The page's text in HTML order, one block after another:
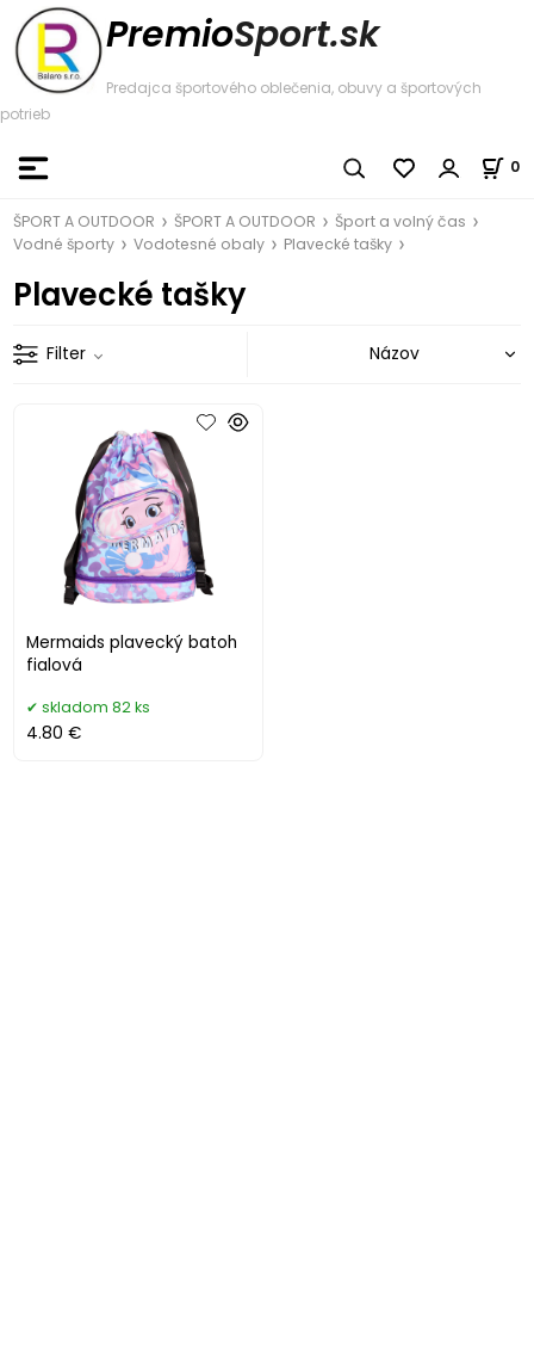
PremioSport.sk
Predajca športového oblečenia, obuvy a športových
potrieb
0
ŠPORT A OUTDOOR ŠPORT A OUTDOOR
Šport a volný čas
Vodné športy
Vodotesné obaly Plavecké tašky
Plavecké tašky
Filter
Mermaids plavecký batoh
fialová
skladom 82 ks
4.80 €